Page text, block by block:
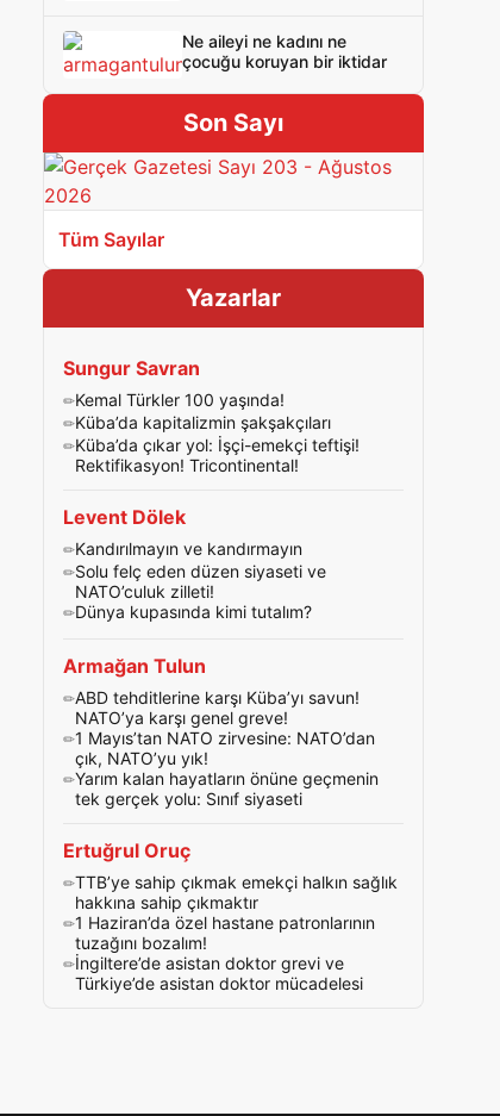
Ne aileyi ne kadını ne
çocuğu koruyan bir iktidar
Son Sayı
Tüm Sayılar
Yazarlar
Sungur Savran
Kemal Türkler 100 yaşında!
Küba’da kapitalizmin şakşakçıları
Küba’da çıkar yol: İşçi-emekçi teftişi!
Rektifikasyon! Tricontinental!
Levent Dölek
Kandırılmayın ve kandırmayın
Solu felç eden düzen siyaseti ve
NATO’culuk zilleti!
Dünya kupasında kimi tutalım?
Armağan Tulun
ABD tehditlerine karşı Küba’yı savun!
NATO’ya karşı genel greve!
1 Mayıs’tan NATO zirvesine: NATO’dan
çık, NATO’yu yık!
Yarım kalan hayatların önüne geçmenin
tek gerçek yolu: Sınıf siyaseti
Ertuğrul Oruç
TTB’ye sahip çıkmak emekçi halkın sağlık
hakkına sahip çıkmaktır
1 Haziran’da özel hastane patronlarının
tuzağını bozalım!
İngiltere’de asistan doktor grevi ve
Türkiye’de asistan doktor mücadelesi